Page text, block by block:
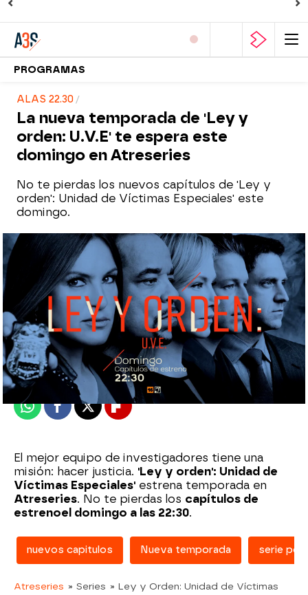
PROGRAMAS
ALAS 22.30
La nueva temporada de 'Ley y
orden: U.V.E' te espera este
domingo en Atreseries
No te pierdas los nuevos capítulos de 'Ley y
orden': Unidad de Víctimas Especiales' este
domingo.
atreseries
Madrid
Publicado:01 de noviembre de 2021, 06:03
WhatsappFacebook
X Flipboard
El mejor equipo de investigadores tiene una
misión: hacer justicia. 'Ley y orden': Unidad de
Víctimas Especiales' estrena temporada en
Atreseries. No te pierdas los capítulos de
estrenoel domingo a las 22:30.
nuevos capitulos Nueva temporada serie
Atreseries » Series » Ley y Orden: Unidad de Víctimas